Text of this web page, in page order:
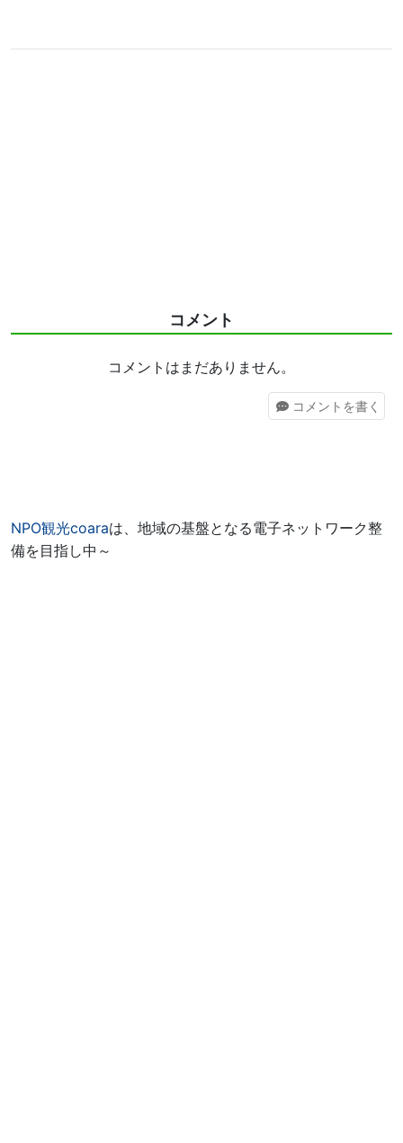
コメント
コメントはまだありません。
コメント を書く
NPO観光coaraは、地域の基盤となる電子ネットワーク整
備を目指し中～